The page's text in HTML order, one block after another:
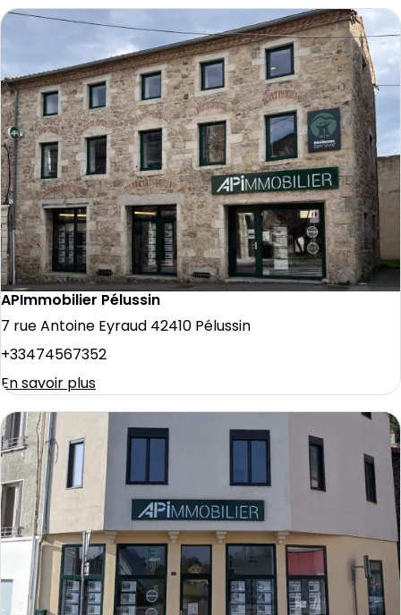
APImmobilier Pélussin
7 rue Antoine Eyraud 42410 Pélussin
+33474567352
En savoir plus